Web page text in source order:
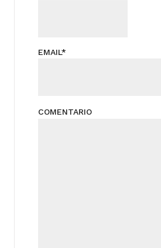
COMENTARIO
EMAIL*